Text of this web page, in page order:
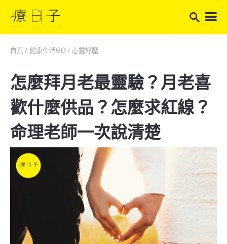
首頁 / 健康生活GO / 心靈紓壓
怎麼拜月老最靈驗？月老喜
歡什麼供品？怎麼求紅線？
命理老師一次說清楚